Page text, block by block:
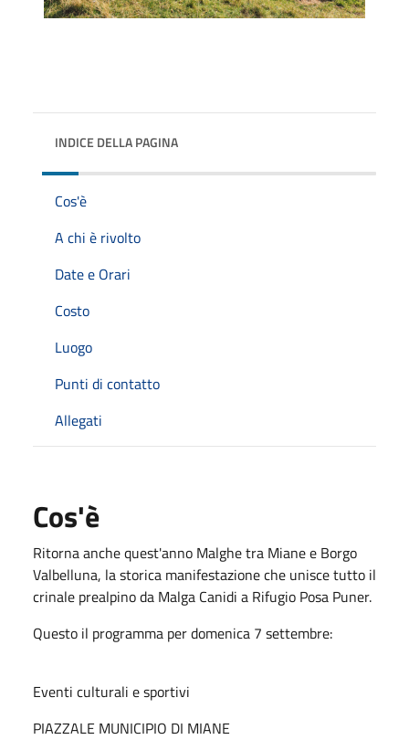
INDICE DELLA PAGINA
Cos'è
A chi è rivolto
Date e Orari
Costo
Luogo
Punti di contatto
Allegati
Cos'è
Ritorna anche quest'anno Malghe tra Miane e Borgo
Valbelluna, la storica manifestazione che unisce tutto il
crinale prealpino da Malga Canidi a Rifugio Posa Puner.
Questo il programma per domenica 7 settembre:
Eventi culturali e sportivi
PIAZZALE MUNICIPIO DI MIANE